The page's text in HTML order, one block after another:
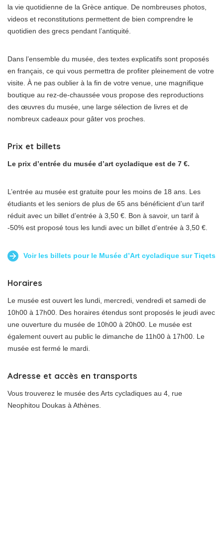
la vie quotidienne de la Grèce antique. De nombreuses photos,
videos et reconstitutions permettent de bien comprendre le
quotidien des grecs pendant l’antiquité.
Dans l’ensemble du musée, des textes explicatifs sont proposés
en français, ce qui vous permettra de profiter pleinement de votre
visite. À ne pas oublier à la fin de votre venue, une magnifique
boutique au rez-de-chaussée vous propose des reproductions
des œuvres du musée, une large sélection de livres et de
nombreux cadeaux pour gâter vos proches.
Prix et billets
Le prix d’entrée du musée d’art cycladique est de 7 €.
L’entrée au musée est gratuite pour les moins de 18 ans. Les
étudiants et les seniors de plus de 65 ans bénéficient d’un tarif
réduit avec un billet d’entrée à 3,50 €. Bon à savoir, un tarif à
-50% est proposé tous les lundi avec un billet d’entrée à 3,50 €.
Voir les billets pour le Musée d’Art cycladique sur Tiqets
Horaires
Le musée est ouvert les lundi, mercredi, vendredi et samedi de
10h00 à 17h00. Des horaires étendus sont proposés le jeudi avec
une ouverture du musée de 10h00 à 20h00. Le musée est
également ouvert au public le dimanche de 11h00 à 17h00. Le
musée est fermé le mardi.
Adresse et accès en transports
Vous trouverez le musée des Arts cycladiques au 4, rue
Neophitou Doukas à Athènes.